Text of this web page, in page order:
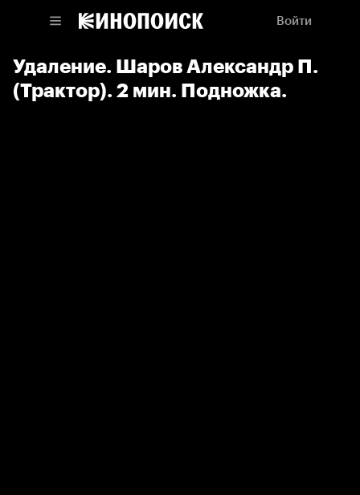
Войти
Удаление. Шаров Александр П.
(Трактор). 2 мин. Подножка.